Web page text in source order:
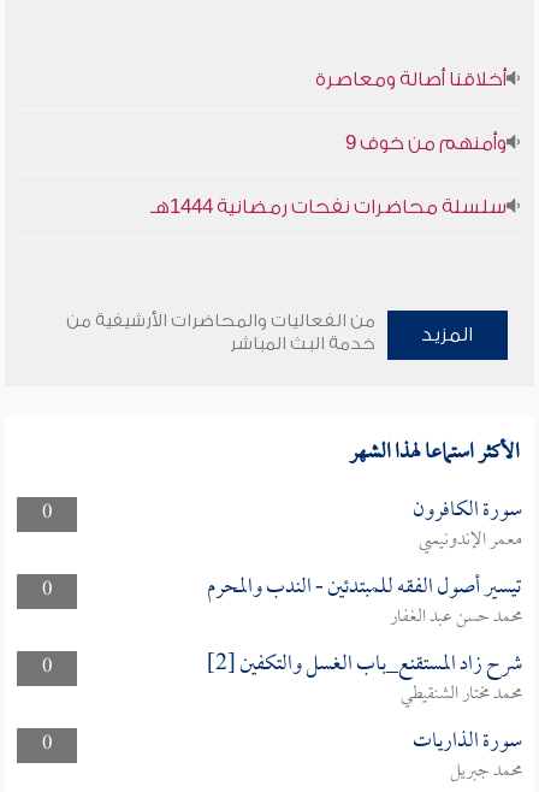
أخلاقنا أصالة ومعاصرة
وأمنهم من خوف 9
سلسلة محاضرات نفحات رمضانية 1444هـ
المزيد
من الفعاليات والمحاضرات الأرشيفية من
خدمة البث المباشر
الأكثر استماعا لهذا الشهر
0 سورة الكافرون
معمر الإندونيسي
0
تيسير أصول الفقه للمبتدئين - الندب والمحرم
محمد حسن عبد الغفار
0
شرح زاد المستقنع_باب الغسل والتكفين [2]
محمد مختار الشنقيطي
0
سورة الذاريات
محمد جبريل